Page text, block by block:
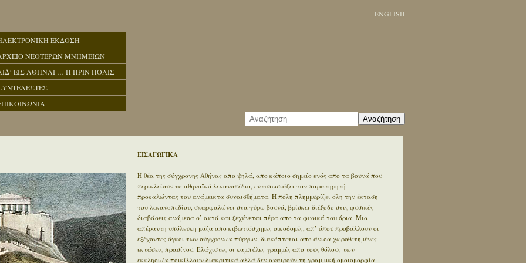
ENGLISH
ΕΚΔΟΣΗ
ΝΕΟΤΕΡΩΝ ΜΝΗΜΕΙΩΝ
ΕΙΣ ΑΘΗΝΑΙ … Η ΠΡΙΝ ΠΟΛΙΣ
Αναζήτηση
ΕΙΣΑΓΩΓΙΚΑ
Η θέα της σύγχρονης Αθήνας απο ψηλά, απο κάποιο σημείο ενός απο τα βουνά που
περικλείουν το αθηναϊκό λεκανοπέδιο, εντυπωσιάζει τον παρατηρητή
προκαλώντας του ανάμεικτα συναισθήματα. Η πόλη πλημμυρίζει όλη την έκταση
του λεκανοπεδίου, σκαρφαλώνει στα γύρω βουνά, βρίσκει διέξοδο στις φυσικές
διαβάσεις ανάμεσα σ’ αυτά και ξεχύνεται πέρα απο τα φυσικά του όρια. Μια
απέραντη υπόλευκη μάζα απο κιβωτιόσχημες οικοδομές, απ’ όπου προβάλλουν οι
εξέχοντες όγκοι των σύγχρονων πύργων, διακόπτεται απο άνισα χωροθετημένες
εκτάσεις πρασίνου. Ελάχιστες οι καμπύλες γραμμές απο τους θόλους των
εκκλησιών ποικίλλουν διακριτικά αλλά δεν αναιρούν τη γραμμική ομοιομορφία.